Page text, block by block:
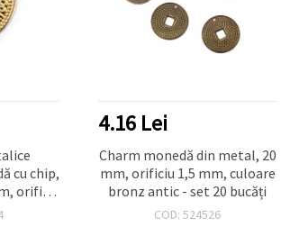
cu chip,
orificiu
4.16 Lei
Charm monedă din metal, 20
mm, orificiu 1,5 mm, culoare
bronz antic - set 20 bucăți
COD: 524526